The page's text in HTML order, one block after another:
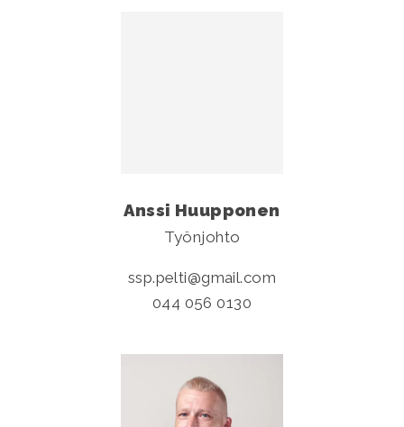
Anssi Huupponen
Työnjohto
ssp.pelti
gmail.com
044 056 0130